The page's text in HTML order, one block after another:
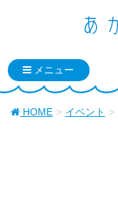
HOME イベント